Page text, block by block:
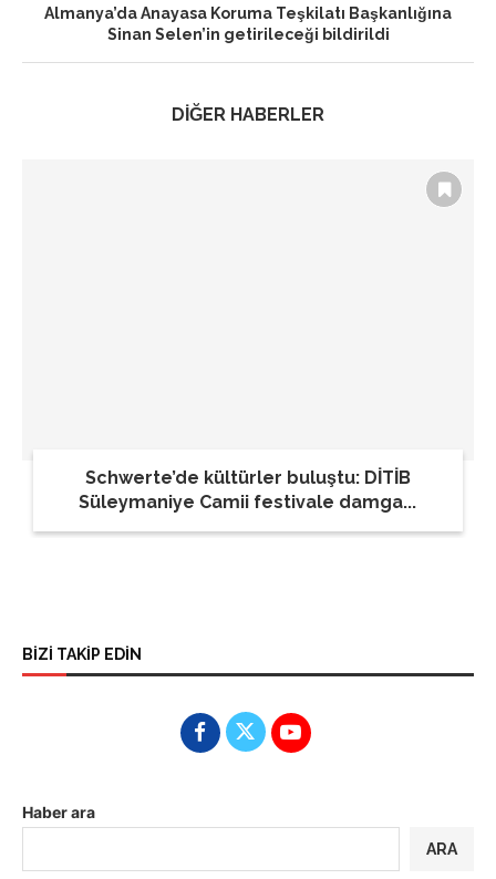
Almanya’da Anayasa Koruma Teşkilatı Başkanlığına
Sinan Selen’in getirileceği bildirildi
DİĞER HABERLER
Schwerte’de kültürler buluştu: DİTİB
Süleymaniye Camii festivale damga...
BİZİ TAKİP EDİN
Haber ara
ARA